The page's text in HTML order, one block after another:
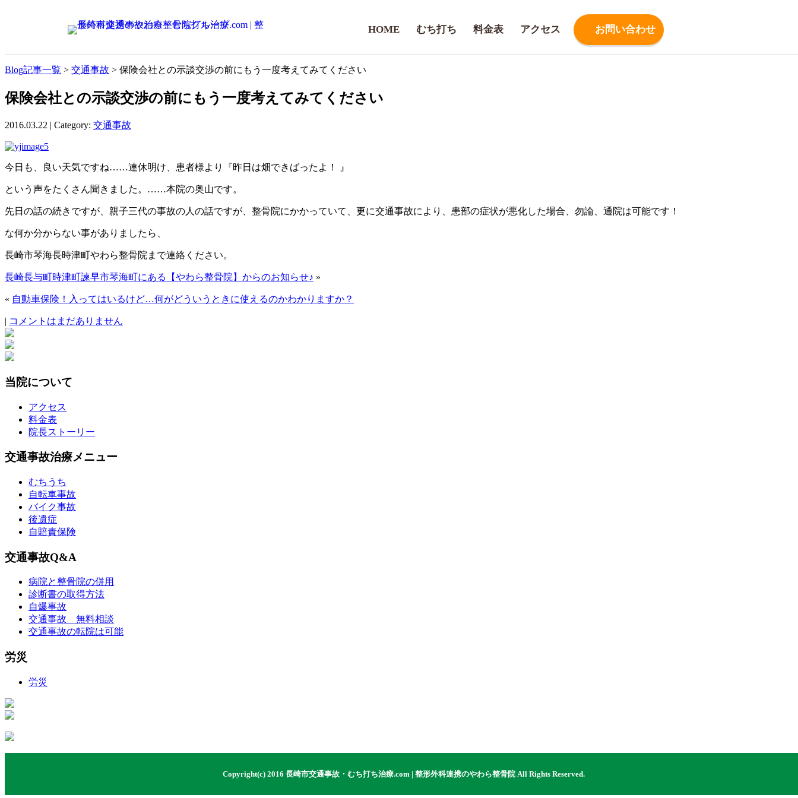
HOME むち打ち 料金表 アクセス お問い合わせ
Blog記事一覧 > 交通事故 > 保険会社との示談交渉の前にもう一度考えてみてください
保険会社との示談交渉の前にもう一度考えてみてください
2016.03.22 | Category: 交通事故
今日も、良い天気ですね……連休明け、患者様より『昨日は畑できばったよ！ 』
という声をたくさん聞きました。……本院の奥山です。
先日の話の続きですが、親子三代の事故の人の話ですが、整骨院にかかっていて、更に交通事故により、患部の症状が悪化した場合、勿論、通院は可能です！
な何か分からない事がありましたら、
長崎市琴海長時津町やわら整骨院まで連絡ください。
長崎長与町時津町諫早市琴海町にある【やわら整骨院】からのお知らせ♪ »
« 自動車保険！入ってはいるけど…何がどういうときに使えるのかわかりますか？
| コメントはまだありません
当院について
アクセス
料金表
院長ストーリー
交通事故治療メニュー
むちうち
自転車事故
バイク事故
後遺症
自賠責保険
交通事故Q&A
病院と整骨院の併用
診断書の取得方法
自爆事故
交通事故 無料相談
交通事故の転院は可能
労災
労災
Copyright(c) 2016 長崎市交通事故・むち打ち治療.com | 整形外科連携のやわら整骨院 All Rights Reserved.